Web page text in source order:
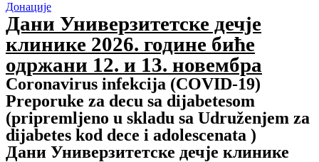
Донације
Дани Универзитетске дечје
клинике 2026. године биће
одржани 12. и 13. новембра
Coronavirus infekcija (COVID-19)
Preporuke za decu sa dijabetesom
(pripremljeno u skladu sa Udruženjem za
dijabetes kod dece i adolescenata )
Дани Универзитетске дечје клинике